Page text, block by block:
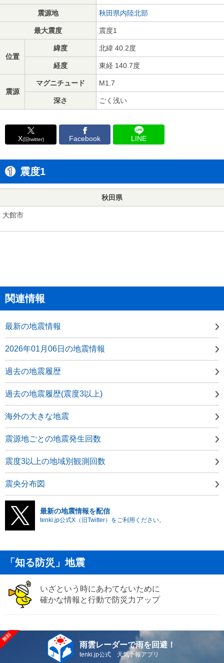
震源地 秋田県内陸北部
最大震度 震度1
位置
緯度 北緯 40.2度
経度 東経 140.7度
震源
マグニチュード M1.7
深さ ごく浅い
X(旧twitter) Facebook LINE
震度1
秋田県
大館市
関連情報
最新の地震情報
2026年01月06日の地震情報
過去の地震履歴
過去の地震履歴(震度3以上)
海外の大きな地震
震源地ごとの地震発生回数
震度3以上の地域別観測回数
震央分布図
最新の地震情報を配信
tenki.jp公式X（旧Twitter）をご利用ください。
「知る防災」地震
いざという時にあわてないために
確かな情報と行動で防災力アップ
雨雲レーダーで雨を回避！
tenki.jp公式 天気予報アプリ